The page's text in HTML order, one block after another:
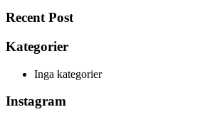
Recent Post
Kategorier
Inga kategorier
Instagram